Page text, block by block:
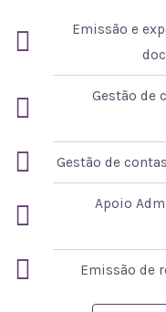
Emissão e
Gestão de
Gestão de
Apoio
Emissão de